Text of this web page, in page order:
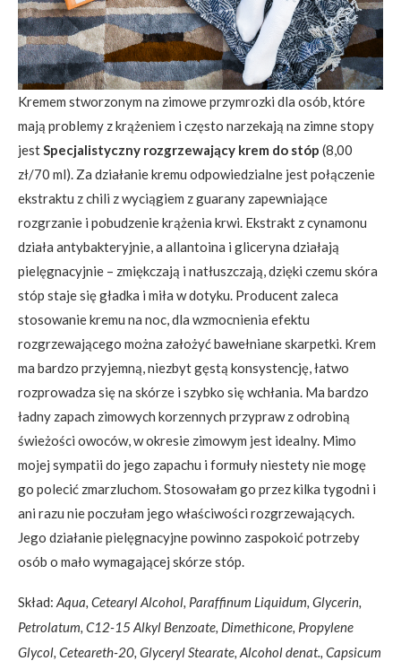
Kremem stworzonym na zimowe przymrozki dla osób, które
mają problemy z krążeniem i często narzekają na zimne stopy
jestSpecjalistyczny rozgrzewający krem do stóp (8,00
zł/70 ml). Za działanie kremu odpowiedzialne jest połączenie
ekstraktu z chili z wyciągiem z guarany zapewniające
rozgrzanie i pobudzenie krążenia krwi. Ekstrakt z cynamonu
działa antybakteryjnie, a allantoina i gliceryna działają
pielęgnacyjnie – zmiękczają i natłuszczają, dzięki czemu skóra
stóp staje się gładka i miła w dotyku. Producent zaleca
stosowanie kremu na noc, dla wzmocnienia efektu
rozgrzewającego można założyć bawełniane skarpetki. Krem
ma bardzo przyjemną, niezbyt gęstą konsystencję, łatwo
rozprowadza się na skórze i szybko się wchłania. Ma bardzo
ładny zapach zimowych korzennych przypraw z odrobiną
świeżości owoców, w okresie zimowym jest idealny. Mimo
mojej sympatii do jego zapachu i formuły niestety nie mogę
go polecić zmarzluchom. Stosowałam go przez kilka tygodni i
ani razu nie poczułam jego właściwości rozgrzewających.
Jego działanie pielęgnacyjne powinno zaspokoić potrzeby
osób o mało wymagającej skórze stóp.
Skład: Aqua, Cetearyl Alcohol, Paraffinum Liquidum, Glycerin,
Petrolatum, C12-15 Alkyl Benzoate, Dimethicone, Propylene
Glycol, Ceteareth-20, Glyceryl Stearate, Alcohol denat., Capsicum